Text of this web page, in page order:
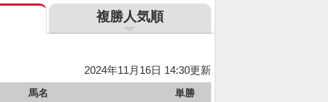
複勝人気順
2024年11月16日 14:30更新
馬名 単勝